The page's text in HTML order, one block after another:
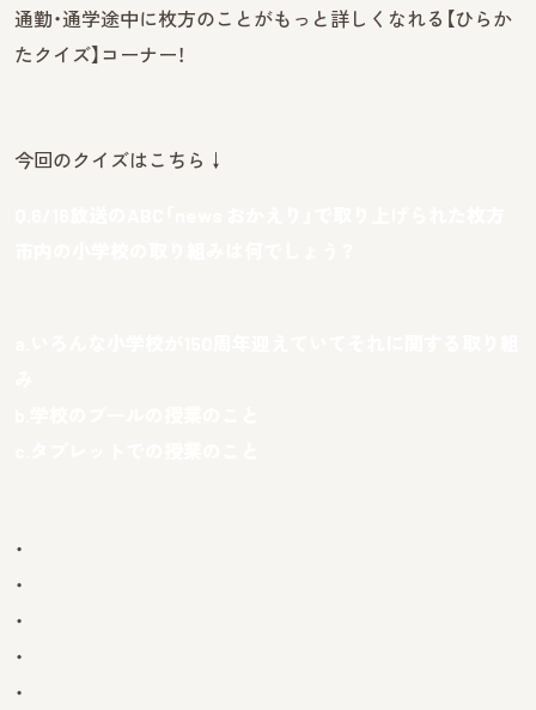
通勤・通学途中に枚方のことがもっと詳しくなれる【ひらか
たクイズ】コーナー！
今回のクイズはこちら↓
・
・
・
・
・